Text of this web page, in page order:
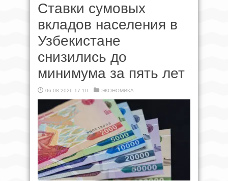
Ставки сумовых
вкладов населения в
Узбекистане
снизились до
минимума за пять лет
06.08.2026 17:10 ЭКОНОМИКА